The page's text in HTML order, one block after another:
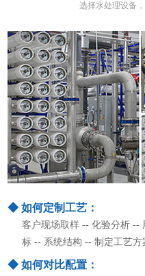
选择水处理设备
◆ 如何定制工艺：
客户现场取样 -- 化验分析 --
标 -- 系统结构 -- 制定工艺方
◆ 如何对比配置：